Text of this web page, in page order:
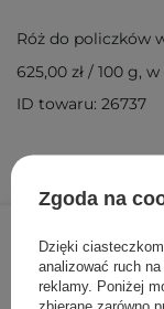
Róż do policzków
625,00 zł / 100 g,
ID towaru: 26737
Zgoda na
Dzięki
analizować ruch
reklamy. Poniżej
zbierane zarówno